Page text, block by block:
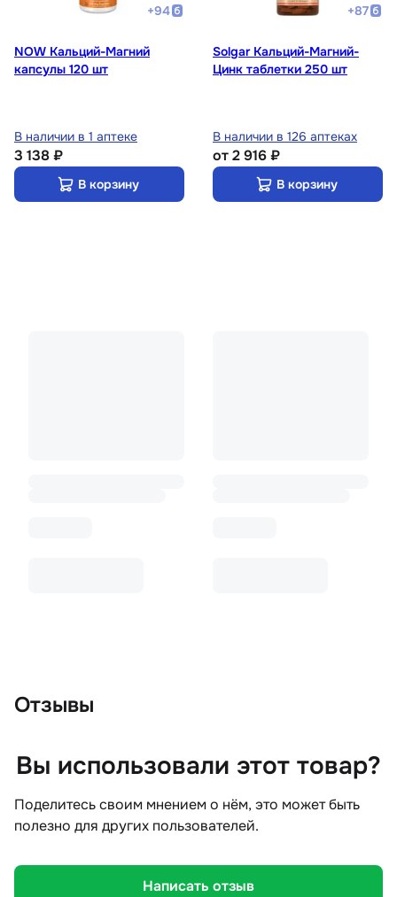
+94
NOW Кальций-Магний
капсулы 120 шт
В наличии в 1 аптеке
3 138 ₽
В корзину
+87
Solgar Кальций-Магний-
Цинк таблетки 250 шт
В наличии в 126 аптеках
от2 916 ₽
В корзину
Отзывы
Вы использовали этот товар?
Поделитесь своим мнением о нём, это может быть
полезно для других пользователей.
Написать отзыв